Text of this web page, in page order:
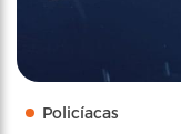
Policíacas